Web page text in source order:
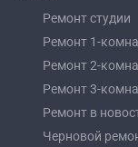
Ремонт студии
Ремонт 1-
Ремонт 2-
Ремонт 3-
Ремонт в
Черновой